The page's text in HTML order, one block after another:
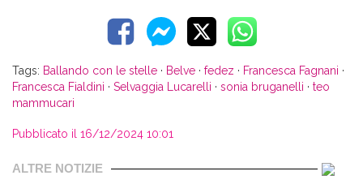
Tags: Ballando con le stelle · Belve · fedez · Francesca Fagnani ·
Francesca Fialdini · Selvaggia Lucarelli · sonia bruganelli · teo
mammucari
Pubblicato il 16/12/2024 10:01
ALTRE NOTIZIE